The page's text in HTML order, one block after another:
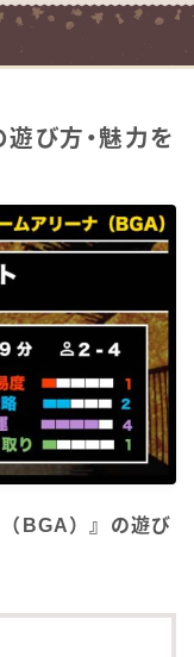
遊び方・魅力を
BGA）』の遊び